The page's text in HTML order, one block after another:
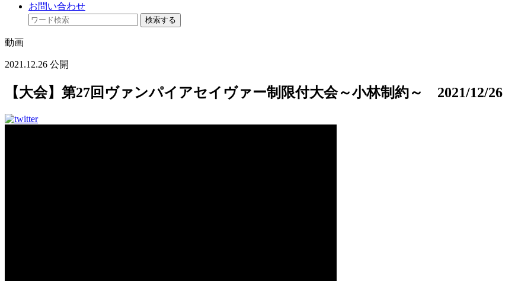
お問い合わせ
検索する
動画
2021.12.26 公開
【大会】第27回ヴァンパイアセイヴァー制限付大会～小林制約～ 2021/12/26